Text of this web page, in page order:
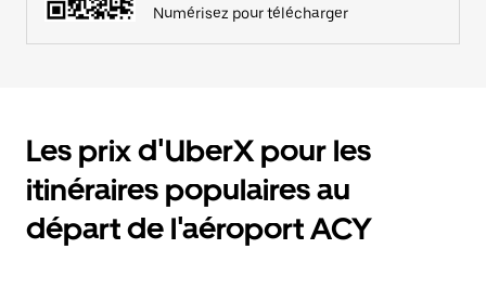
Numérisez pour télécharger
Les prix d'UberX pour les
itinéraires populaires au
départ de l'aéroport ACY